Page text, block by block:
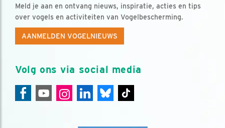
Meld je aan en ontvang nieuws, inspiratie, acties en tips
over vogels en activiteiten van Vogelbescherming.
AANMELDEN VOGELNIEUWS
Volg ons via social media